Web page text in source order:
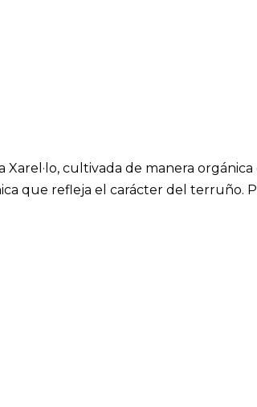
cultivada de manera orgánica
que refleja el carácter del terruño.